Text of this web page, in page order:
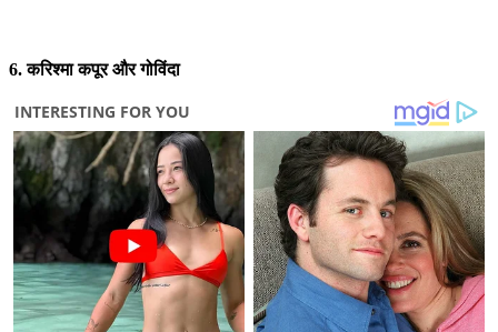
6. करिश्मा कपूर और गोविंदा